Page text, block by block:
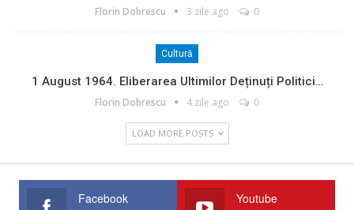
Florin Dobrescu 3 zile ago 0
Cultură
1 August 1964. Eliberarea Ultimilor Deținuți Politici…
Florin Dobrescu 4 zile ago 0
LOAD MORE POSTS
Facebook Youtube